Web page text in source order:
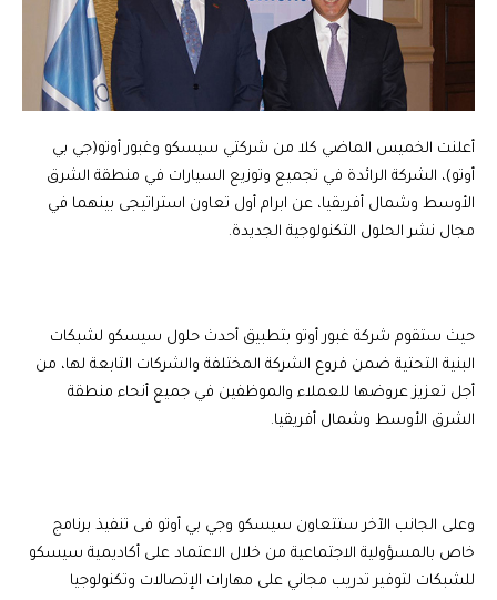
أعلنت الخميس الماضي كلا من شركتي سيسكو وغبور أوتو(جي بي
أوتو)، الشركة الرائدة في تجميع وتوزيع السيارات في منطقة الشرق
الأوسط وشمال أفريقيا، عن ابرام أول تعاون استراتيجى بينهما في
مجال نشر الحلول التكنولوجية الجديدة.
حيث ستقوم شركة غبور أوتو بتطبيق أحدث حلول سيسكو لشبكات
البنية التحتية ضمن فروع الشركة المختلفة والشركات التابعة لها، من
أجل تعزيز عروضها للعملاء والموظفين في جميع أنحاء منطقة
الشرق الأوسط وشمال أفريقيا.
وعلى الجانب الآخر ستتعاون سيسكو وجي بي أوتو فى تنفيذ برنامج
خاص بالمسؤولية الاجتماعية من خلال الاعتماد على أكاديمية سيسكو
للشبكات لتوفير تدريب مجاني على مهارات الإتصالات وتكنولوجيا